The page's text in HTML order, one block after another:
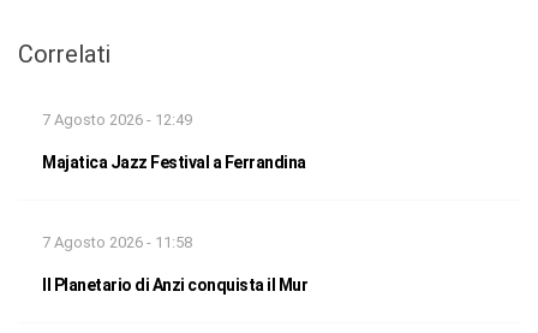
Correlati
7 Agosto 2026 - 12:49
Majatica Jazz Festival a Ferrandina
7 Agosto 2026 - 11:58
Il Planetario di Anzi conquista il Mur